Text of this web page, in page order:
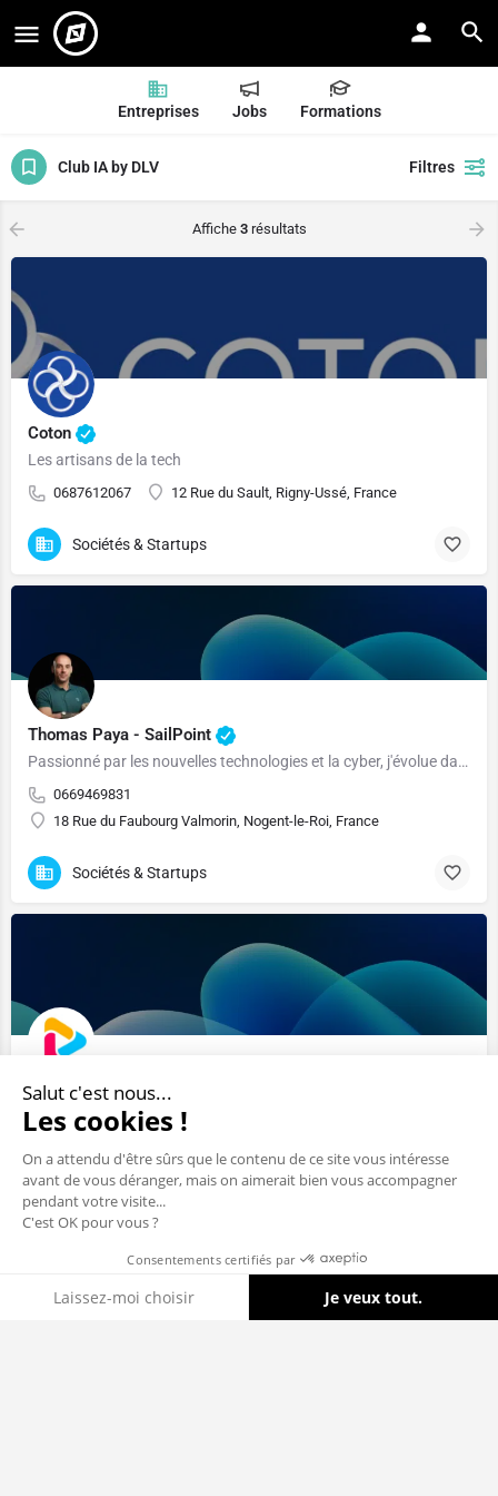
Entreprises Jobs Formations
Club IA by DLV Filtres
Affiche 3résultats
Coton
Les artisans de la tech
0687612067 12 Rue du Sault, Rigny-Ussé, France
Sociétés & Startups
Thomas Paya - SailPoint
Passionné par les nouvelles technologies et la cyber, j'évolue dans cet écosystème depuis près de 10 ans ! Au plaisir de se connecter !
0669469831
18 Rue du Faubourg Valmorin, Nogent-le-Roi, France
Sociétés & Startups
interview.app
Interview People Made Simple
1 Impasse du Palais, 37000 Tours, France
Sociétés & Startups
Afficher carte
Salut c'est nous...
Les cookies !
On a attendu d'être sûrs que le contenu de ce site vous intéresse
avant de vous déranger, mais on aimerait bien vous accompagner
pendant votre visite...
C'est OK pour vous ?
Consentements certifiés par
Laissez-moi choisir Je veux tout.